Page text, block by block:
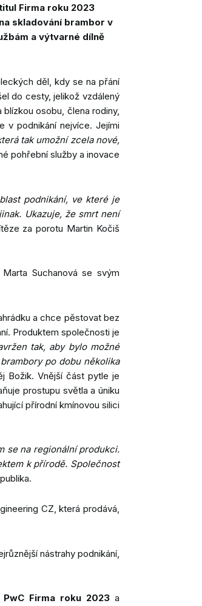
Firma roku 2023
skladování brambor v
a výtvarné dílně
děl, kdy se na přání
do cesty, jelikož vzdálený
osobu, člena rodiny,
v podnikání nejvíce. Jejími
tak umožní zcela nové,
pohřební služby a inovace
podnikání, ve které je
Ukazuje, že smrt není
za porotu Martin Kočiš
Suchanová se svým
a chce pěstovat bez
Produktem společnosti je
tak, aby bylo možné
po dobu několika
Božik. Vnější část pytle je
prostupu světla a úniku
přírodní kmínovou silici
se na regionální produkci.
k přírodě. Společnost
CZ, která prodává,
nástrahy podnikání,
PwC Firma roku 2023 a